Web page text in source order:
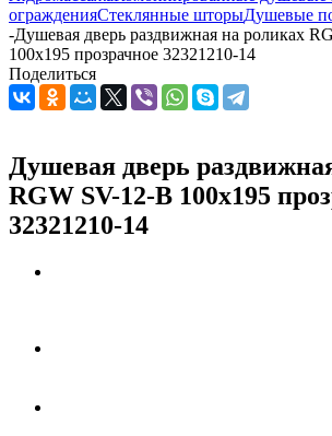
огражденияСтеклянные шторыДушевые
-Душевая дверь раздвижная на роликах
100х195 прозрачное 32321210-14
Поделиться
Душевая дверь
RGW SV-12-B 100х195
32321210-14